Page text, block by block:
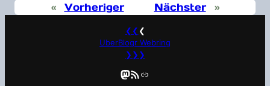
« Vorheriger Nächster »
❮❮ ❮
UberBlogr Webring
❯❯❯
Mastodon RSS-Feed Link